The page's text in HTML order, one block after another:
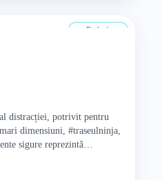
De la 4 ani
distracției, potrivit pentru
dimensiuni, #traseulninja,
sigure reprezintă